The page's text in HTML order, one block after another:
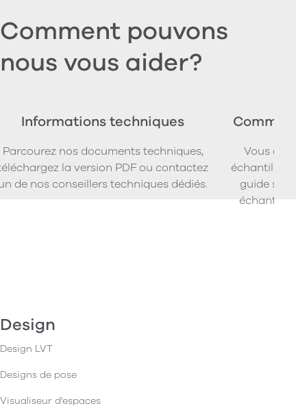
Comment pouvons
nous vous aider?
Informations techniques
Parcourez nos documents techniques,
la version PDF ou contactez
de nos conseillers techniques dédiés.
Vous
échantillons
guide
Design
Design LVT
Designs de pose
Visualiseur d'espaces